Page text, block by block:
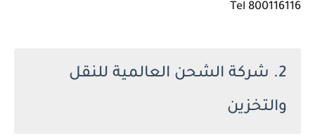
800116116 Tel
2. شركة الشحن العالمية للنقل
والتخزين